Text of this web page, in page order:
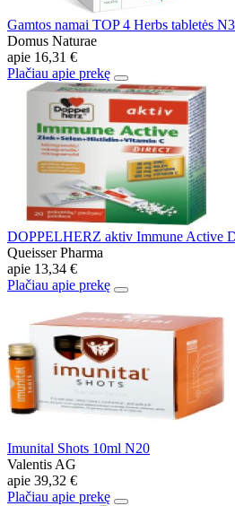
Gamtos namai TOP 4 Herbs tabletės
Domus Naturae
apie 16,31 €
Plačiau apie prekę
DOPPELHERZ aktiv Immune Active
Queisser Pharma
apie 13,34 €
Plačiau apie prekę
Imunital Shots 10ml N20
Valentis AG
apie 39,32 €
Plačiau apie prekę